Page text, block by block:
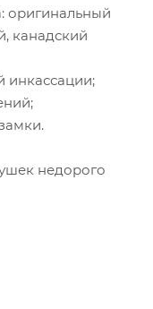
оригинальный
канадский
инкассации;
недорого